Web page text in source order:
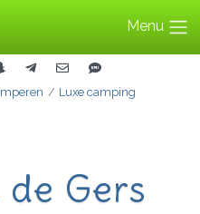
Menu
Luxe camping
Gers